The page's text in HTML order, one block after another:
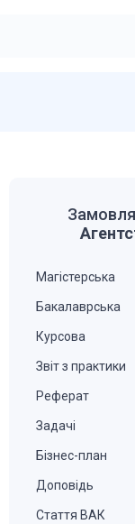
Магістерська
Бакалаврська
Курсова
Звіт з практики
Реферат
Задачі
Бізнес-план
Доповідь
Стаття ВАК